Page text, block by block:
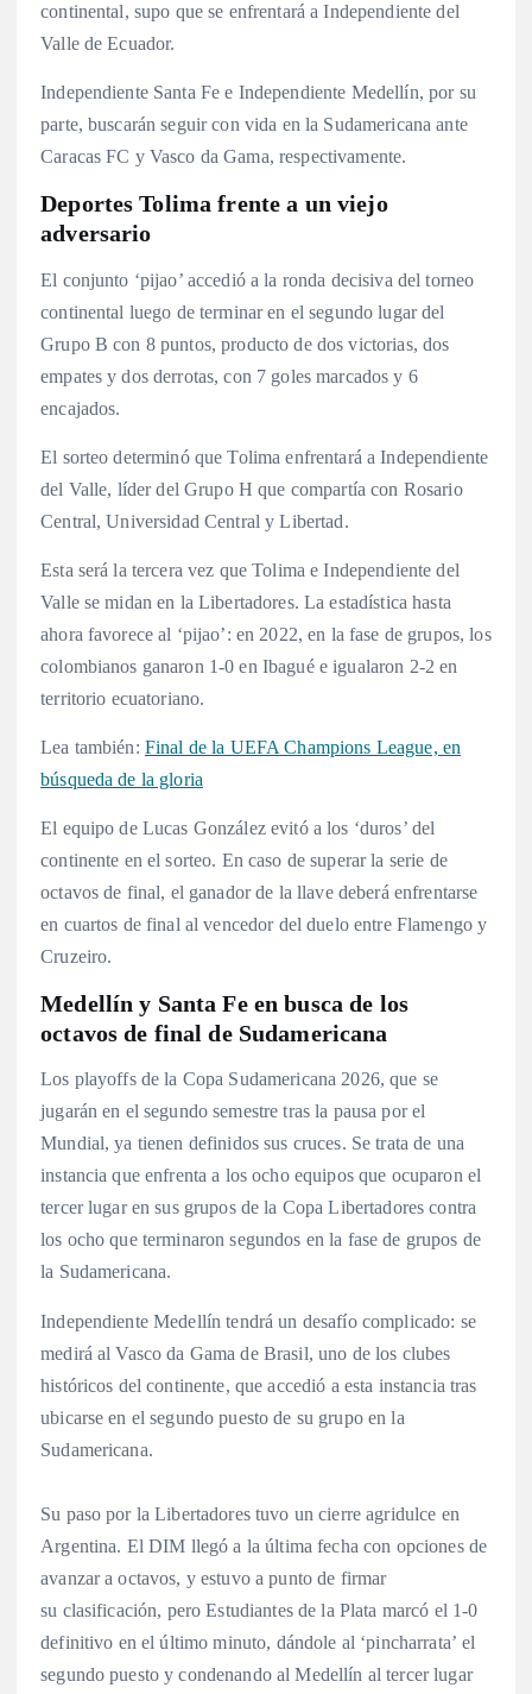
continental, supo que se enfrentará a Independiente del
Valle de Ecuador.
Independiente Santa Fe e Independiente Medellín, por su
parte, buscarán seguir con vida en la Sudamericana ante
Caracas FC y Vasco da Gama, respectivamente.
Deportes Tolima frente a un viejo
adversario
El conjunto ‘pijao’ accedió a la ronda decisiva del torneo
continental luego de terminar en el segundo lugar del
Grupo B con 8 puntos, producto de dos victorias, dos
empates y dos derrotas, con 7 goles marcados y 6
encajados.
El sorteo determinó que Tolima enfrentará a Independiente
del Valle, líder del Grupo H que compartía con Rosario
Central, Universidad Central y Libertad.
Esta será la tercera vez que Tolima e Independiente del
Valle se midan en la Libertadores. La estadística hasta
ahora favorece al ‘pijao’: en 2022, en la fase de grupos, los
colombianos ganaron 1-0 en Ibagué e igualaron 2-2 en
territorio ecuatoriano.
Lea también: Final de la UEFA Champions League, en
búsqueda de la gloria
El equipo de Lucas González evitó a los ‘duros’ del
continente en el sorteo. En caso de superar la serie de
octavos de final, el ganador de la llave deberá enfrentarse
en cuartos de final al vencedor del duelo entre Flamengo y
Cruzeiro.
Medellín y Santa Fe en busca de los
octavos de final de Sudamericana
Los playoffs de la Copa Sudamericana 2026, que se
jugarán en el segundo semestre tras la pausa por el
Mundial, ya tienen definidos sus cruces. Se trata de una
instancia que enfrenta a los ocho equipos que ocuparon el
tercer lugar en sus grupos de la Copa Libertadores contra
los ocho que terminaron segundos en la fase de grupos de
la Sudamericana.
Independiente Medellín tendrá un desafío complicado: se
medirá al Vasco da Gama de Brasil, uno de los clubes
históricos del continente, que accedió a esta instancia tras
ubicarse en el segundo puesto de su grupo en la
Sudamericana.
Su paso por la Libertadores tuvo un cierre agridulce en
Argentina. El DIM llegó a la última fecha con opciones de
avanzar a octavos, y estuvo a punto de firmar
su clasificación, pero Estudiantes de la Plata marcó el 1-0
definitivo en el último minuto, dándole al ‘pincharrata’ el
segundo puesto y condenando al Medellín al tercer lugar